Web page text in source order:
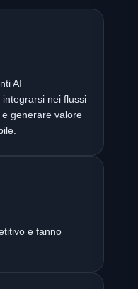
AI
nei flussi
generare valore
e fanno